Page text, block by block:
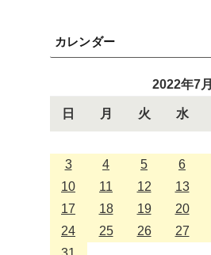
カレンダー
2022年7月
日 月 火 水
3
4 5 6
10
11 12 13
17
18 19 20
24
25 26 27